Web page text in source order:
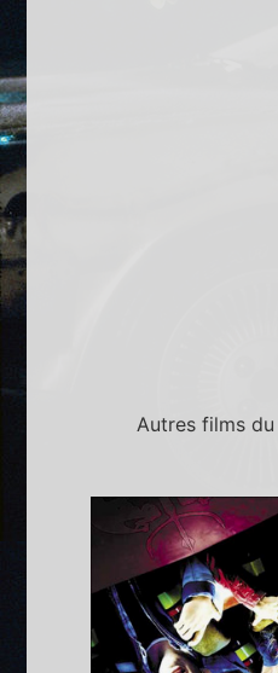
Autres films